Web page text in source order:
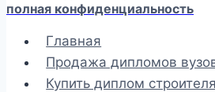
полная конфиденциальность
Главная
Продажа дипломов
Купить диплом